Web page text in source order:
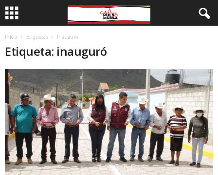
Inicio Etiquetas Inauguró
Etiqueta: inauguró